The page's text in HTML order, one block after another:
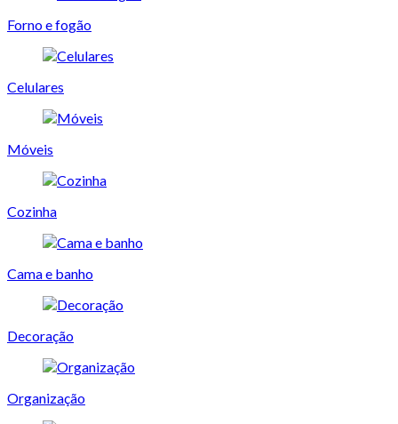
Forno e fogão
Celulares
Móveis
Cozinha
Cama e banho
Decoração
Organização